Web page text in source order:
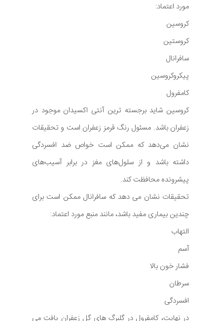
مورد اعتماد:
کروسین
کروستین
سافرانال
پیکروکروسین
کامفرول
کروسین شاید برجسته ترین آنتی اکسیدان موجود در
زعفران باشد. مسئول رنگ قرمز زعفران است و تحقیقات
نشان می‌دهد که ممکن است خواص ضد افسردگی
داشته باشد و از سلول‌های مغز در برابر آسیب‌های
پیشرونده محافظت کند.
تحقیقات نشان می دهد که سافرانال ممکن است برای
چندین بیماری مفید باشد، مانند منبع مورد اعتماد:
التهاب
آسم
فشار خون بالا
سرطان
افسردگی
در نهایت، کامفرول در گلبرگ های گل زعفران یافت می